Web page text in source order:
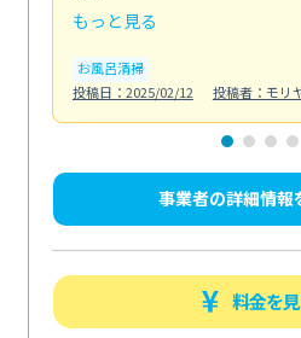
もっと見る
お風呂清掃
投稿日：2025/02/12
投稿者：モリ
事業者の詳細情報
料金を